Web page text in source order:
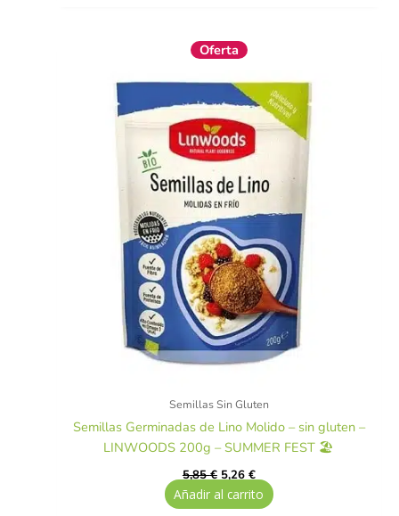
Oferta
Semillas Sin Gluten
Semillas Germinadas de Lino Molido – sin gluten –
LINWOODS 200g – SUMMER FEST 🏖️
5,85€
El
precio
era:
5,85 €.
5,26 €
actual
5,26 €.
Añadir al carrito